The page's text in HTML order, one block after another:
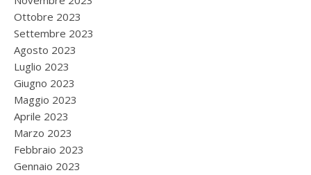
Ottobre 2023
Settembre 2023
Agosto 2023
Luglio 2023
Giugno 2023
Maggio 2023
Aprile 2023
Marzo 2023
Febbraio 2023
Gennaio 2023